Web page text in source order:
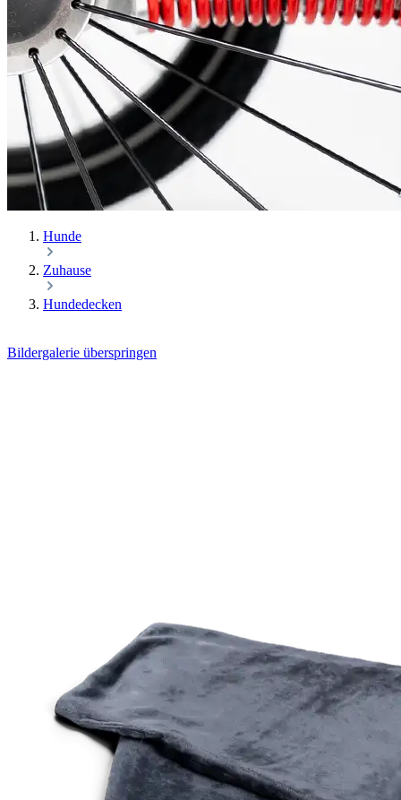
Hunde
Zuhause
Hundedecken
Bildergalerie überspringen